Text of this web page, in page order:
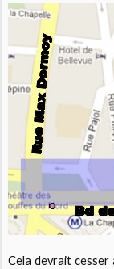
Cela devrait cesser